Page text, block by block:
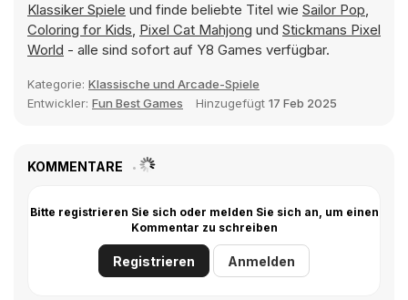
Klassiker Spiele und finde beliebte Titel wie Sailor Pop,
Coloring for Kids, Pixel Cat Mahjong und Stickmans Pixel
World - alle sind sofort auf Y8 Games verfügbar.
Kategorie: Klassische und Arcade-Spiele
Entwickler: Fun Best Games Hinzugefügt 17 Feb 2025
KOMMENTARE
Bitte registrieren Sie sich oder melden Sie sich an, um einen
Kommentar zu schreiben
Registrieren Anmelden